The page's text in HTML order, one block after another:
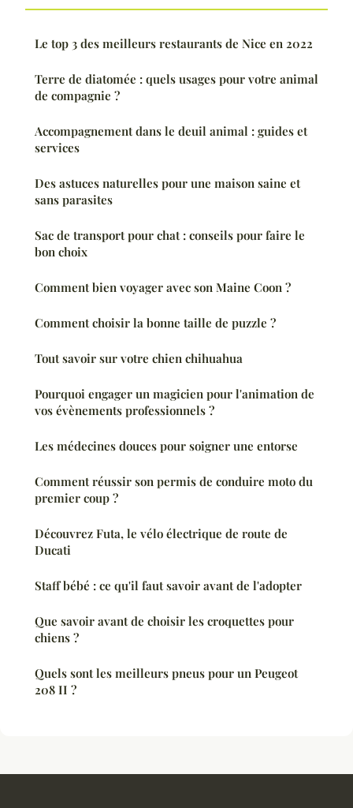
Le top 3 des meilleurs restaurants de Nice en 2022
Terre de diatomée : quels usages pour votre animal
de compagnie ?
Accompagnement dans le deuil animal : guides et
services
Des astuces naturelles pour une maison saine et
sans parasites
Sac de transport pour chat : conseils pour faire le
bon choix
Comment bien voyager avec son Maine Coon ?
Comment choisir la bonne taille de puzzle ?
Tout savoir sur votre chien chihuahua
Pourquoi engager un magicien pour l'animation de
vos évènements professionnels ?
Les médecines douces pour soigner une entorse
Comment réussir son permis de conduire moto du
premier coup ?
Découvrez Futa, le vélo électrique de route de
Ducati
Staff bébé : ce qu'il faut savoir avant de l'adopter
Que savoir avant de choisir les croquettes pour
chiens ?
Quels sont les meilleurs pneus pour un Peugeot
208 II ?